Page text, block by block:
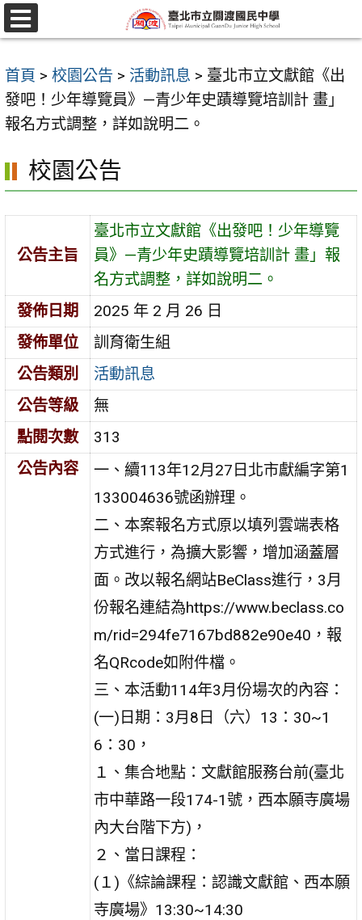
跳
至
要
內
容
選
單
首頁 > 校園公告 > 活動訊息 > 臺北市立文獻館《出
發吧！少年導覽員》—青少年史蹟導覽培訓計 畫」
報名方式調整，詳如說明二。
校園公告
公告主旨
臺北市立文獻館《出發吧！少年導覽
員》—青少年史蹟導覽培訓計 畫」報
名方式調整，詳如說明二。
發佈日期
2025 年 2 月 26 日
發佈單位
訓育衛生組
公告類別
活動訊息
公告等級
無
點閱次數
313
公告內容
一、續113年12月27日北市獻編字第1
133004636號函辦理。
二、本案報名方式原以填列雲端表格
方式進行，為擴大影響，增加涵蓋層
面。改以報名網站BeClass進行，3月
份報名連結為https://www.beclass.co
m/rid=294fe7167bd882e90e40，報
名QRcode如附件檔。
三、本活動114年3月份場次的內容：
(一)日期：3月8日（六）13：30~1
6：30，
１、集合地點：文獻館服務台前(臺北
市中華路一段174-1號，西本願寺廣場
內大台階下方)，
２、當日課程：
(１)《綜論課程：認識文獻館、西本願
寺廣場》13:30~14:30